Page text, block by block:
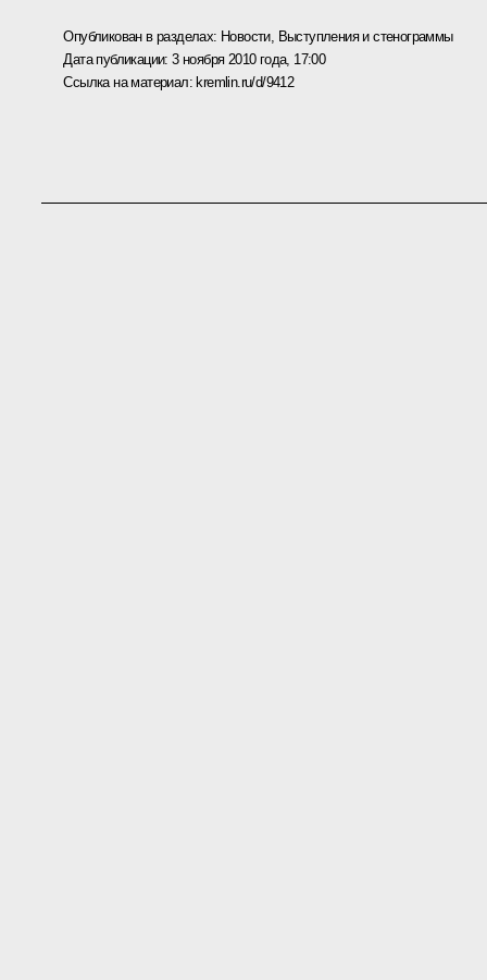
Опубликован в разделах: Новости, Выступления и стенограммы
Дата публикации:3 ноября 2010 года, 17:00
Ссылка на материал: kremlin.ru/d/9412